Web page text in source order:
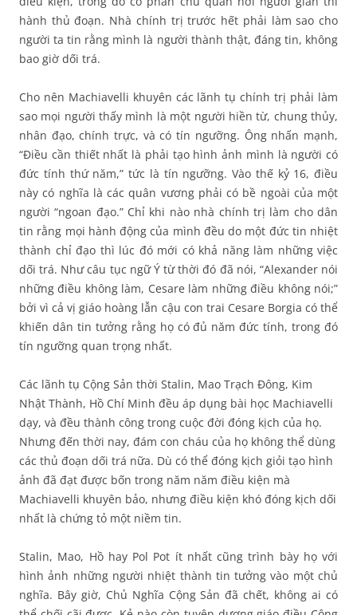
hành thủ đoạn. Nhà chính trị trước hết phải làm sao cho
người ta tin rằng mình là người thành thật, đáng tin, không
bao giờ dối trá.
Cho nên Machiavelli khuyên các lãnh tụ chính trị phải làm
sao mọi người thấy mình là một người hiền từ, chung thủy,
nhân đạo, chính trực, và có tín ngưỡng. Ông nhấn mạnh,
“Điều cần thiết nhất là phải tạo hình ảnh mình là người có
đức tính thứ năm,” tức là tín ngưỡng. Vào thế kỷ 16, điều
này có nghĩa là các quân vương phải có bề ngoài của một
người “ngoan đạo.” Chỉ khi nào nhà chính trị làm cho dân
tin rằng mọi hành động của mình đều do một đức tin nhiệt
thành chỉ đạo thì lúc đó mới có khả năng làm những việc
dối trá. Như câu tục ngữ Ý từ thời đó đã nói, “Alexander nói
những điều không làm, Cesare làm những điều không nói;”
bởi vì cả vị giáo hoàng lẫn cậu con trai Cesare Borgia có thể
khiến dân tin tưởng rằng họ có đủ năm đức tính, trong đó
tín ngưỡng quan trọng nhất.
Các lãnh tụ Cộng Sản thời Stalin, Mao Trạch Đông, Kim
Nhật Thành, Hồ Chí Minh đều áp dụng bài học Machiavelli
dạy, và đều thành công trong cuộc đời đóng kịch của họ.
Nhưng đến thời nay, đám con cháu của họ không thể dùng
các thủ đoạn dối trá nữa. Dù có thể đóng kịch giỏi tạo hình
ảnh đã đạt được bốn trong năm năm điều kiện mà
Machiavelli khuyên bảo, nhưng điều kiện khó đóng kịch dối
nhất là chứng tỏ một niềm tin.
Stalin, Mao, Hồ hay Pol Pot ít nhất cũng trình bày họ với
hình ảnh những người nhiệt thành tin tưởng vào một chủ
nghĩa. Bây giờ, Chủ Nghĩa Cộng Sản đã chết, không ai có